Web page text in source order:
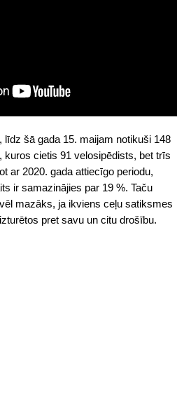
līdz šā gada 15. maijam notikuši 148
cietis 91 velosipēdists, bet trīs
ar 2020. gada attiecīgo periodu,
ir samazinājies par 19 %. Taču
mazāks, ja ikviens ceļu satiksmes
pret savu un citu drošību.